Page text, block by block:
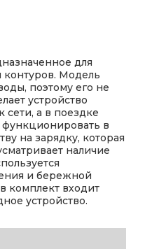
для
Модель
поэтому его не
устройство
а в поездке
функционировать в
на зарядку, которая
наличие
и бережной
комплект входит
устройство.